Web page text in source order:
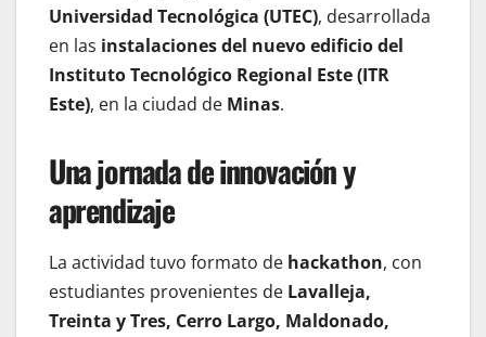
Universidad Tecnológica (UTEC), desarrollada
en las instalaciones del nuevo edificio del
Instituto Tecnológico Regional Este (ITR
Este), en la ciudad de Minas.
Una jornada de innovación y
aprendizaje
La actividad tuvo formato de hackathon, con
estudiantes provenientes de Lavalleja,
Treinta y Tres, Cerro Largo, Maldonado,